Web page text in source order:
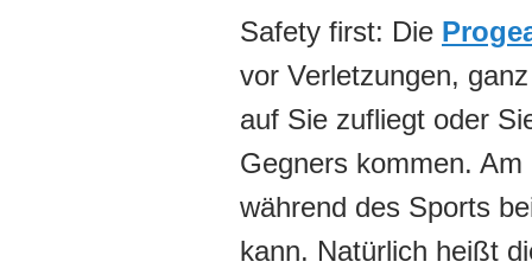
Safety first: Die
vor Verletzungen,
auf Sie zufliegt oder
Gegners kommen.
während des Sports
kann. Natürlich heißt